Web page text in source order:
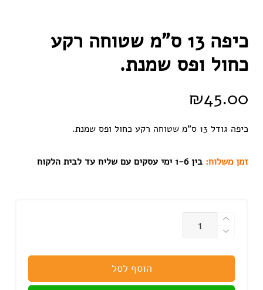
כיפה 13 ס”מ שטוחה רקע
כחול ופס שמנת.
₪45.00
כיפה גודל 13 ס”מ שטוחה רקע כחול ופס שמנת.
זמן משלוח: בין 1-6 ימי עסקים עם שליח עד לבית הלקוח
כמות
הוסף לסל